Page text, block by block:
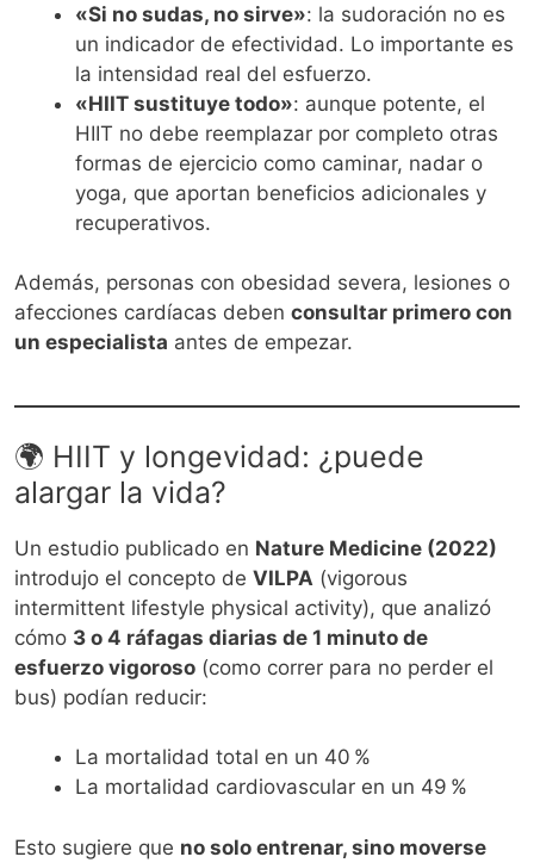
«Si no sudas, no sirve»: la sudoración no es
un indicador de efectividad. Lo importante es
la intensidad real del esfuerzo.
«HIIT sustituye todo»: aunque potente, el
HIIT no debe reemplazar por completo otras
formas de ejercicio como caminar, nadar o
yoga, que aportan beneficios adicionales y
recuperativos.
Además, personas con obesidad severa, lesiones o
afecciones cardíacas deben consultar primero con
un especialista antes de empezar.
🌍 HIIT y longevidad: ¿puede
alargar la vida?
Un estudio publicado en Nature Medicine (2022)
introdujo el concepto de VILPA (vigorous
intermittent lifestyle physical activity), que analizó
cómo 3 o 4 ráfagas diarias de 1 minuto de
esfuerzo vigoroso (como correr para no perder el
bus) podían reducir:
La mortalidad total en un 40 %
La mortalidad cardiovascular en un 49 %
Esto sugiere que no solo entrenar, sino moverse